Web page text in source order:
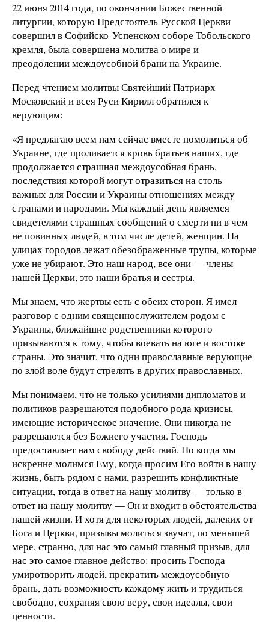
22 июня 2014 года, по окончании Божественной
литургии, которую Предстоятель Русской Церкви
совершил в Софийско-Успенском соборе Тобольского
кремля, была совершена молитва о мире и
преодолении междоусобной брани на Украине.
Перед чтением молитвы Святейший Патриарх
Московский и всея Руси Кирилл обратился к
верующим:
«Я предлагаю всем нам сейчас вместе помолиться об
Украине, где проливается кровь братьев наших, где
продолжается страшная междоусобная брань,
последствия которой могут отразиться на столь
важных для России и Украины отношениях между
странами и народами. Мы каждый день являемся
свидетелями страшных сообщений о смерти ни в чем
не повинных людей, в том числе детей, женщин. На
улицах городов лежат обезображенные трупы, которые
уже не убирают. Это наш народ, все они — члены
нашей Церкви, это наши братья и сестры.
Мы знаем, что жертвы есть с обеих сторон. Я имел
разговор с одним священнослужителем родом с
Украины, ближайшие родственники которого
призываются к тому, чтобы воевать на юге и востоке
страны. Это значит, что одни православные верующие
по злой воле будут стрелять в других православных.
Мы понимаем, что не только усилиями дипломатов и
политиков разрешаются подобного рода кризисы,
имеющие историческое значение. Они никогда не
разрешаются без Божиего участия. Господь
предоставляет нам свободу действий. Но когда мы
искренне молимся Ему, когда просим Его войти в нашу
жизнь, быть рядом с нами, разрешить конфликтные
ситуации, тогда в ответ на нашу молитву — только в
ответ на нашу молитву — Он и входит в обстоятельства
нашей жизни. И хотя для некоторых людей, далеких от
Бога и Церкви, призывы молиться звучат, по меньшей
мере, странно, для нас это самый главный призыв, для
нас это самое главное действо: просить Господа
умиротворить людей, прекратить междоусобную
брань, дать возможность каждому жить и трудиться
свободно, сохраняя свою веру, свои идеалы, свои
ценности.